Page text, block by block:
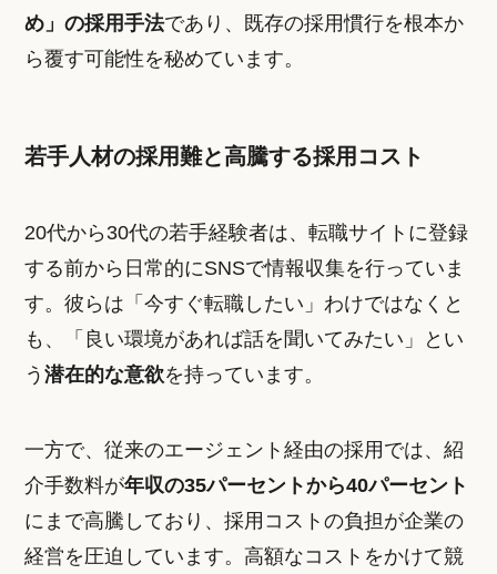
め」の採用手法であり、既存の採用慣行を根本か
ら覆す可能性を秘めています。
若手人材の採用難と高騰する採用コスト
20代から30代の若手経験者は、転職サイトに登録
する前から日常的にSNSで情報収集を行っていま
す。彼らは「今すぐ転職したい」わけではなくと
も、「良い環境があれば話を聞いてみたい」とい
う潜在的な意欲を持っています。
一方で、従来のエージェント経由の採用では、紹
介手数料が年収の35パーセントから40パーセント
にまで高騰しており、採用コストの負担が企業の
経営を圧迫しています。高額なコストをかけて競